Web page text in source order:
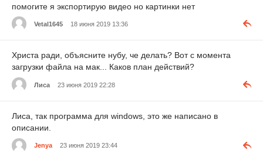
помогите я экспортирую видео но картинки нет
Vetal1645 18 июня 2019 13:36
Христа ради, объясните нубу, че делать? Вот с момента
загрузки файла на мак... Каков план действий?
Лиса 23 июня 2019 22:28
Лиса, так программа для windows, это же написано в
описании.
Jenya 23 июня 2019 23:44